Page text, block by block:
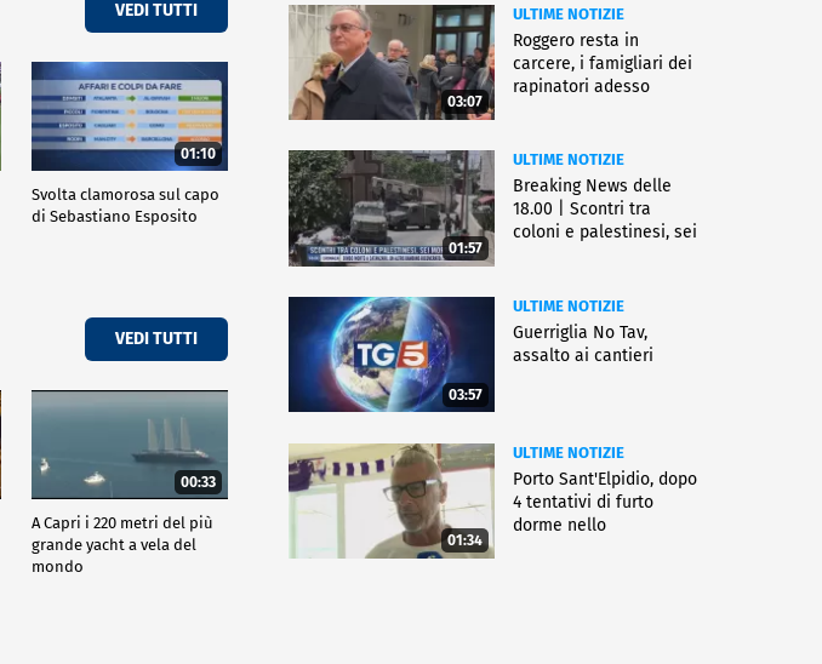
VEDI TUTTI
01:10
Svolta clamorosa sul capo
di Sebastiano Esposito
VEDI TUTTI
00:33
A Capri i 220 metri del più
grande yacht a vela del
mondo
03:07
ULTIME NOTIZIE
Roggero resta in
carcere, i famigliari dei
rapinatori adesso
01:57
ULTIME NOTIZIE
Breaking News delle
18.00 | Scontri tra
coloni e palestinesi, sei
03:57
ULTIME NOTIZIE
Guerriglia No Tav,
assalto ai cantieri
01:34
ULTIME NOTIZIE
Porto Sant'Elpidio, dopo
4 tentativi di furto
dorme nello